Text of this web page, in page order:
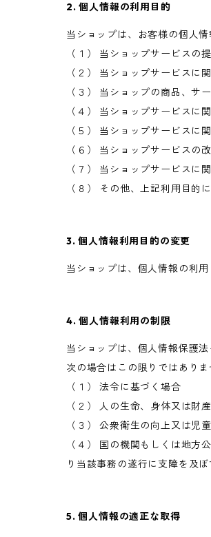
2. 個人情報の利用目的
当ショップは、お客様の個人
（１） 当ショップサービスの
（２） 当ショップサービスに
（３） 当ショップの商品、サ
（４） 当ショップサービス
（５） 当ショップサービスに
（６） 当ショップサービスの
（７） 当ショップサービスに
（８） その他、上記利用目的
3. 個人情報利用目的の変更
当ショップは、個人情報の利
4. 個人情報利用の制限
当ショップは、個人情報保護
次の場合はこの限りではありま
（１） 法令に基づく場合
（２） 人の生命、身体又は財
（３） 公衆衛生の向上又は
（４） 国の機関もしくは地
り当該事務の遂行に支障を及
5. 個人情報の適正な取得